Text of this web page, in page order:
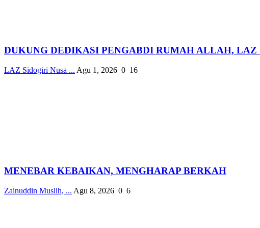
DUKUNG DEDIKASI PENGABDI RUMAH ALLAH, LAZ
LAZ Sidogiri Nusa ... Agu 1, 2026 0 16
MENEBAR KEBAIKAN, MENGHARAP BERKAH
Zainuddin Muslih, ... Agu 8, 2026 0 6